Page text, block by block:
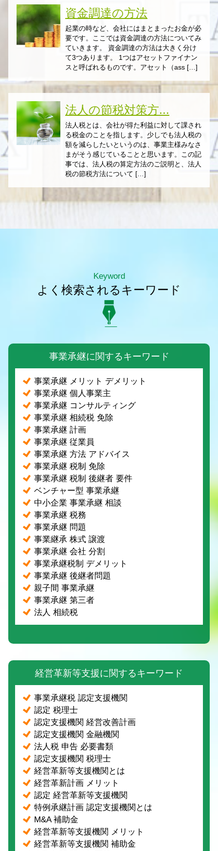
資金調達の方法
起業の時など、会社にはまとまったお金が必
要です。ここでは資金調達の方法についてみ
ていきます。 資金調達の方法は大きく分け
て3つあります。 1つはアセットファイナン
スと呼ばれるものです。アセット（ass […]
法人の節税対策方...
法人税とは、会社が得た利益に対して課され
る税金のことを指します。少しでも法人税の
額を減らしたいというのは、事業主様みなさ
まがそう感じていることと思います。この記
事では、法人税の算定方法のご説明と、法人
税の節税方法について […]
Keyword
よく検索されるキーワード
事業承継に関するキーワード
事業承継 メリット デメリット
事業承継 個人事業主
事業承継 コンサルティング
事業承継 相続税 免除
事業承継 計画
事業承継 従業員
事業承継 方法 アドバイス
事業承継 税制 免除
事業承継 税制 後継者 要件
ベンチャー型 事業承継
中小企業 事業承継 相談
事業承継 税務
事業承継 問題
事業継承 株式 譲渡
事業承継 会社 分割
事業承継税制 デメリット
事業承継 後継者問題
親子間 事業承継
事業承継 第三者
法人 相続税
経営革新等支援に関するキーワード
事業承継税 認定支援機関
認定 税理士
認定支援機関 経営改善計画
認定支援機関 金融機関
法人税 申告 必要書類
認定支援機関 税理士
経営革新等支援機関とは
経営革新計画 メリット
認定 経営革新等支援機関
特例承継計画 認定支援機関とは
M&A 補助金
経営革新等支援機関 メリット
経営革新等支援機関 補助金